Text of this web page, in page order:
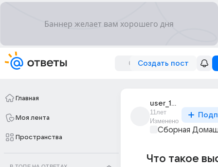
Создать пост
Главная
Моя лента
Пространства
user_193631901
11лет
Изменено
Сборная
Что такое